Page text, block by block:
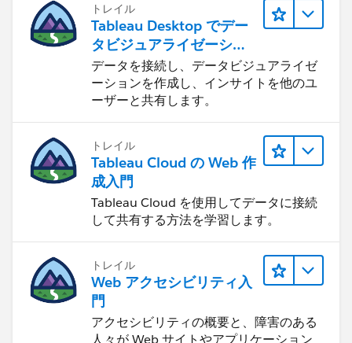
トレイル
Tableau Desktop でデー
タビジュアライゼーショ
ンをはじめる
データを接続し、データビジュアライゼ
ーションを作成し、インサイトを他のユ
ーザーと共有します。
トレイル
Tableau Cloud の Web 作
成入門
Tableau Cloud を使用してデータに接続
して共有する方法を学習します。
トレイル
Web アクセシビリティ入
門
アクセシビリティの概要と、障害のある
人々が Web サイトやアプリケーション